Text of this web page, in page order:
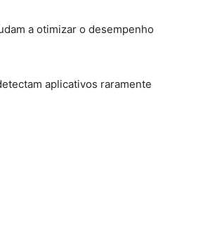
a otimizar o desempenho
aplicativos raramente